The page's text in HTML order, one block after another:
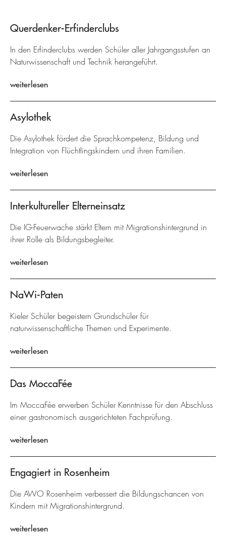
Querdenker-Erfinderclubs
In den Erfinderclubs werden Schüler aller Jahrgangsstufen an
Naturwissenschaft und Technik herangeführt.
weiterlesen
Asylothek
Die Asylothek fördert die Sprachkompetenz, Bildung und
Integration von Flüchtlingskindern und ihren Familien.
weiterlesen
Interkultureller Elterneinsatz
Die IG-Feuerwache stärkt Eltern mit Migrationshintergrund in
ihrer Rolle als Bildungsbegleiter.
weiterlesen
NaWi-Paten
Kieler Schüler begeistern Grundschüler für
naturwissenschaftliche Themen und Experimente.
weiterlesen
Das MoccaFée
Im MoccaFée erwerben Schüler Kenntnisse für den Abschluss
einer gastronomisch ausgerichteten Fachprüfung.
weiterlesen
Engagiert in Rosenheim
Die AWO Rosenheim verbessert die Bildungschancen von
Kindern mit Migrationshintergrund.
weiterlesen